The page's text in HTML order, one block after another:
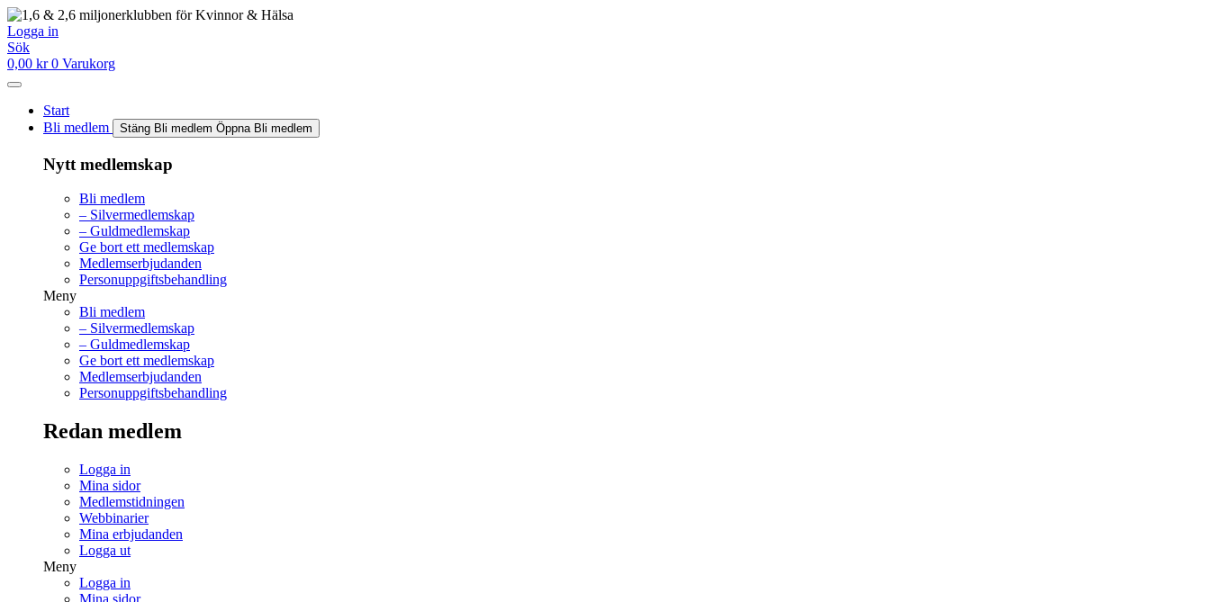
Hoppa
till
innehåll
Logga in
Sök
0,00 kr 0 Varukorg
Start
Bli medlem
Stäng Bli medlem Öppna Bli medlem
Nytt medlemskap
Bli medlem
– Silvermedlemskap
– Guldmedlemskap
Ge bort ett medlemskap
Medlemserbjudanden
Personuppgiftsbehandling
Meny
Bli medlem
– Silvermedlemskap
– Guldmedlemskap
Ge bort ett medlemskap
Medlemserbjudanden
Personuppgiftsbehandling
Redan medlem
Logga in
Mina sidor
Medlemstidningen
Webbinarier
Mina erbjudanden
Logga ut
Meny
Logga in